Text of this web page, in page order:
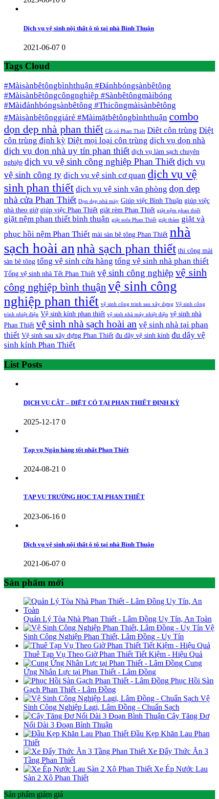
Dịch vụ vệ sinh nội thất ô tô tại nhà Bình Thuận
2021-06-07 0
Tags Cloud
#Màisànbêtôngbìnhthuận #Đánhbóngsànbêtông
#Màisànbêtôngcôngnghiệp #Sànbêtôngmàibóng
#Màiđánhbóngsànbêtông #Thicôngmàisànbêtông
#Màisànbêtônggiárẻ #Màimặtbêtôngbìnhthuận combo
dọn dẹp nhà phan thiết Cắt cỏ Phan Thiêt Diêt côn trùng Diệt
côn trùng định kỳ Diệt mọi loại côn trùng dịch vụ dọn nhà
dịch vụ dọn nhà uy tín phan thiết dịch vụ làm sạch chuyên
nghiệp dịch vụ vệ sinh công nghiệp Phan Thiếtdịch vụ
vệ sinh công ty dịch vụ vệ sinh cơ quan dịch vụ vệ
sinh phan thiết dịch vụ vệ sinh văn phòng dọn dẹp
nhà cửa Phan Thiết Dọn dẹp nhà máy Giúp việc Bình Thuận giúp việc
nhà theo giờ giúp việc Phan Thiết giăt rèm Phan Thiết giặt nệm phan thiết
giặt nệm phan thiết bình thuận giặt sofa Phan Thiết giặt thảm giặt và
phục hồi nệm Phan Thiết mài sàn bê tông Phan Thiết nhà
sạch hoài an nhà sạch phan thiết thi công mài
sàn bê tông tổng vệ sinh cửa hàng tổng vệ sinh nhà phan thiết
Tổng vệ sinh nhà Tết Phan Thiết vệ sinh công nghiệp vệ sinh
công nghiệp bình thuậnvệ sinh công
nghiệp phan thiết vệ sinh công trinh sau xây dựng Vệ sinh công
trình nhiệt điện Vệ sinh kính phan thiết vệ sinh nhà máy nhiệt điện vệ sinh nhà
Phan Thiết vệ sinh nhà sạch hoài an vệ sinh nhà tại phan
thiết Vệ sinh sau xây dựng Phan Thiết đu dây vệ sinh kính đu dây vệ
sinh kính Phan Thiết
List Posts
DỊCH VỤ CẮT – DIỆT CỎ TẠI PHAN THIẾT ĐỊNH KỲ
2025-12-17 0
Tạp vụ Ngân hàng tốt nhất Phan Thiết
2024-08-21 0
TẠP VỤ TRƯỜNG HỌC TẠI PHAN THIẾT
2023-06-16 0
Dịch vụ vệ sinh nội thất ô tô tại nhà Bình Thuận
2021-06-07 0
Sản phẩm mới
Quản Lý Tòa Nhà Phan Thiết - Lâm Đồng Uy Tín, An Toàn
Vệ
Sinh Công Nghiệp Phan Thiết, Lâm Đồng - Uy Tín
Thuê Tạp Vụ Theo Giờ Phan Thiết Tiết Kiệm - Hiệu Quả
Cung
Ứng Nhân Lực tại Phan Thiết - Lâm Đồng
Phục Hồi Sàn
Gạch Phan Thiết - Lâm Đồng
Vệ
Sinh Công Nghiệp Lagi, Lâm Đồng - Chuẩn Sạch
Cây Tăng Đơ
Nối Dài 3 Đoạn Bình Thuận
Đầu Kẹp Khăn Lau Phan
Thiết
Xe Đẩy Thức Ăn 3
Tầng Phan Thiết
Xe Ép Nước Lau
Sàn 2 Xô Phan Thiết
Sản phẩm giảm giá